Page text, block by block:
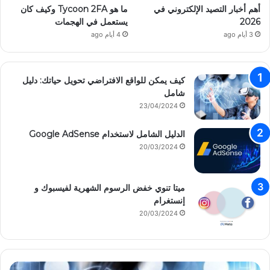
أهم أخبار التصيد الإلكتروني في
2026
3 أيام ago
ما هو Tycoon 2FA وكيف كان
يستعمل في الهجمات
4 أيام ago
كيف يمكن للواقع الافتراضي تحويل حياتك: دليل
شامل
23/04/2024
الدليل الشامل لاستخدام Google AdSense
20/03/2024
ميتا تنوي خفض الرسوم الشهرية لفيسبوك و
إنستغرام
20/03/2024